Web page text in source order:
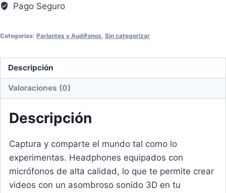
Pago Seguro
Categorías: Parlantes y Audífonos Sin categorizar
Descripción
Valoraciones (0)
Descripción
Captura y comparte el mundo tal como lo
experimentas. Headphones equipados con
micrófonos de alta calidad, lo que te permite crear
videos con un asombroso sonido 3D en tu